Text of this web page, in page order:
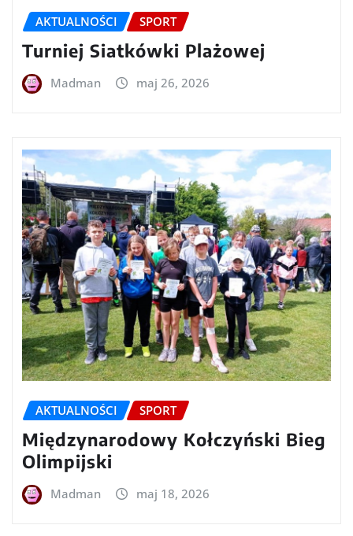
AKTUALNOŚCI SPORT
Turniej Siatkówki Plażowej
Madman maj 26, 2026
AKTUALNOŚCI SPORT
Międzynarodowy Kołczyński Bieg
Olimpijski
Madman maj 18, 2026